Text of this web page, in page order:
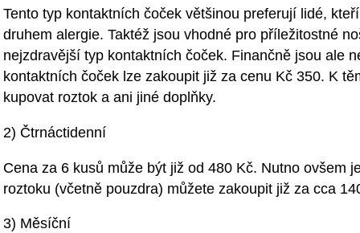
Tento typ kontaktních čoček většinou preferují lidé,
druhem alergie. Taktéž jsou vhodné pro příležitostné
nejzdravější typ kontaktních čoček. Finančně jsou ale
kontaktních čoček lze zakoupit již za cenu Kč 350. K
kupovat roztok a ani jiné doplňky.
2) Čtrnáctidenní
Cena za 6 kusů může být již od 480 Kč. Nutno ovšem
roztoku (včetně pouzdra) můžete zakoupit již za cca
3) Měsíční